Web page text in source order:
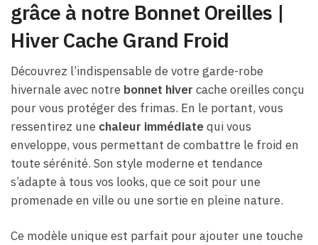
grâce à notre Bonnet Oreilles |
Hiver Cache Grand Froid
Découvrez l’indispensable de votre garde-robe
hivernale avec notre bonnet hiver cache oreilles conçu
pour vous protéger des frimas. En le portant, vous
ressentirez une chaleur immédiatequi vous
enveloppe, vous permettant de combattre le froid en
toute sérénité. Son style moderne et tendance
s’adapte à tous vos looks, que ce soit pour une
promenade en ville ou une sortie en pleine nature.
Ce modèle unique est parfait pour ajouter une touche